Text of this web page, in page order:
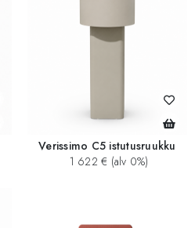
Verissimo C5 istutusruukku
1 622 € (alv 0%)